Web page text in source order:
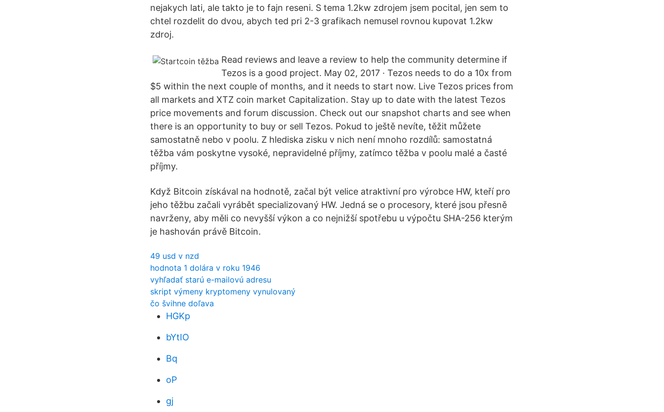
nejakych lati, ale takto je to fajn reseni. S tema 1.2kw zdrojem jsem pocital, jen sem to
chtel rozdelit do dvou, abych ted pri 2-3 grafikach nemusel rovnou kupovat 1.2kw
zdroj.
Read reviews and leave a review to help the community determine if
Tezos is a good project. May 02, 2017 · Tezos needs to do a 10x from
$5 within the next couple of months, and it needs to start now. Live Tezos prices from
all markets and XTZ coin market Capitalization. Stay up to date with the latest Tezos
price movements and forum discussion. Check out our snapshot charts and see when
there is an opportunity to buy or sell Tezos. Pokud to ještě nevíte, těžit můžete
samostatně nebo v poolu. Z hlediska zisku v nich není mnoho rozdílů: samostatná
těžba vám poskytne vysoké, nepravidelné příjmy, zatímco těžba v poolu malé a časté
příjmy.
Když Bitcoin získával na hodnotě, začal být velice atraktivní pro výrobce HW, kteří pro
jeho těžbu začali vyrábět specializovaný HW. Jedná se o procesory, které jsou přesně
navrženy, aby měli co nevyšší výkon a co nejnižší spotřebu u výpočtu SHA-256 kterým
je hashován právě Bitcoin.
49 usd v nzd
hodnota 1 dolára v roku 1946
vyhľadať starú e-mailovú adresu
skript výmeny kryptomeny vynulovaný
čo švihne doľava
HGKp
bYtIO
Bq
oP
gj